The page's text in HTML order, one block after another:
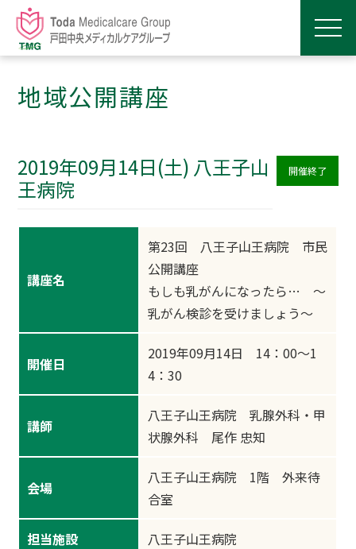
地域公開講座
開催終了
2019年09月14日(土) 八王子山
王病院
講座名
第23回 八王子山王病院 市民
公開講座
もしも乳がんになったら… ～
乳がん検診を受けましょう～
開催日
2019年09月14日 14：00～1
4：30
講師
八王子山王病院 乳腺外科・甲
状腺外科 尾作 忠知
会場
八王子山王病院 1階 外来待
合室
担当施設 八王子山王病院